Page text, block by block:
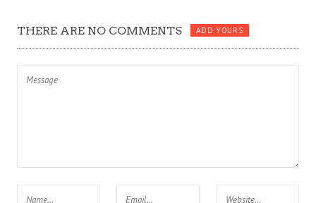
THERE ARE NO COMMENTS ADD YOURS